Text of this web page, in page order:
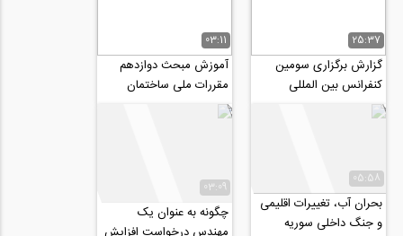
25:37
گزارش برگزاری سومین
کنفرانس بین المللی
عمران، معماری و طراحی
شهری، شهریور ۹۷
03:11
آموزش مبحث دوازدهم
مقررات ملی ساختمان
(موضوع: مسئول ایمنی.
بهداشت کار و حفاظت...
05:58
بحران آب، تغییرات اقلیمی
و جنگ داخلی سوریه
03:09
چگونه به عنوان یک
مهندس درخواست افزایش